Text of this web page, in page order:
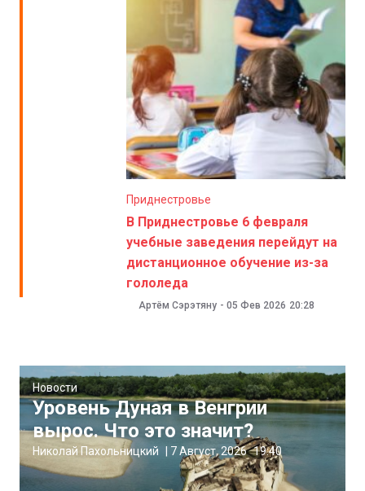
Приднестровье
В Приднестровье 6 февраля
учебные заведения перейдут на
дистанционное обучение из-за
гололеда
Артём Сэрэтяну - 05 Фев 2026 20:28
Новости
Уровень Дуная в Венгрии
вырос. Что это значит?
Николай Пахольницкий 7 Август, 2026 19:40